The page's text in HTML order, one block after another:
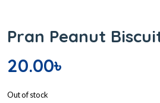
Pran Peanut
20.00৳
Out of stock